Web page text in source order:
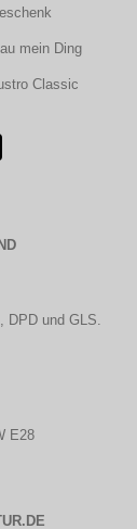
mein Ding
Classic
DPD und GLS.
E28